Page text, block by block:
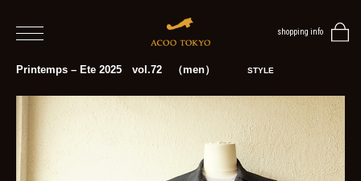
shopping info
home
women
Printemps – Ete 2025 vol.72 （men） STYLE